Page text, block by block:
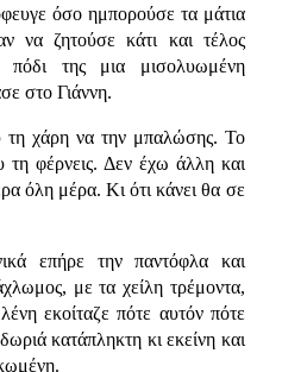
όσο ημπορούσε τα μάτια
να ζητούσε κάτι και τέλος
της μια μισολυωμένη
στο Γιάννη.
χάρη να την μπαλώσης. Το
φέρνεις. Δεν έχω άλλη και
όλη μέρα. Κι ότι κάνει θα σε
επήρε την παντόφλα και
με τα χείλη τρέμοντα,
εκοίταζε πότε αυτόν πότε
κατάπληκτη κι εκείνη και